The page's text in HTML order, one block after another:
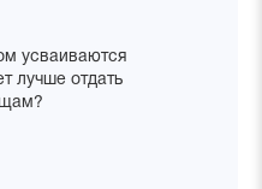
усваиваются
лучше отдать